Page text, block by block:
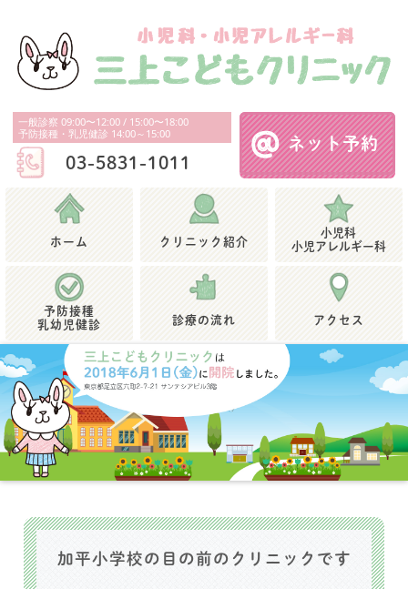
一般診察 09:00〜12:00 / 15:00〜18:00
予防接種・乳児健診 14:00～15:00
03-5831-1011
ネット予約
ホーム クリニック 紹介
小児科
小児アレルギー科
予防接種
乳幼児健診
診療の流れ アクセス
加平小学校の目の前のクリニックです